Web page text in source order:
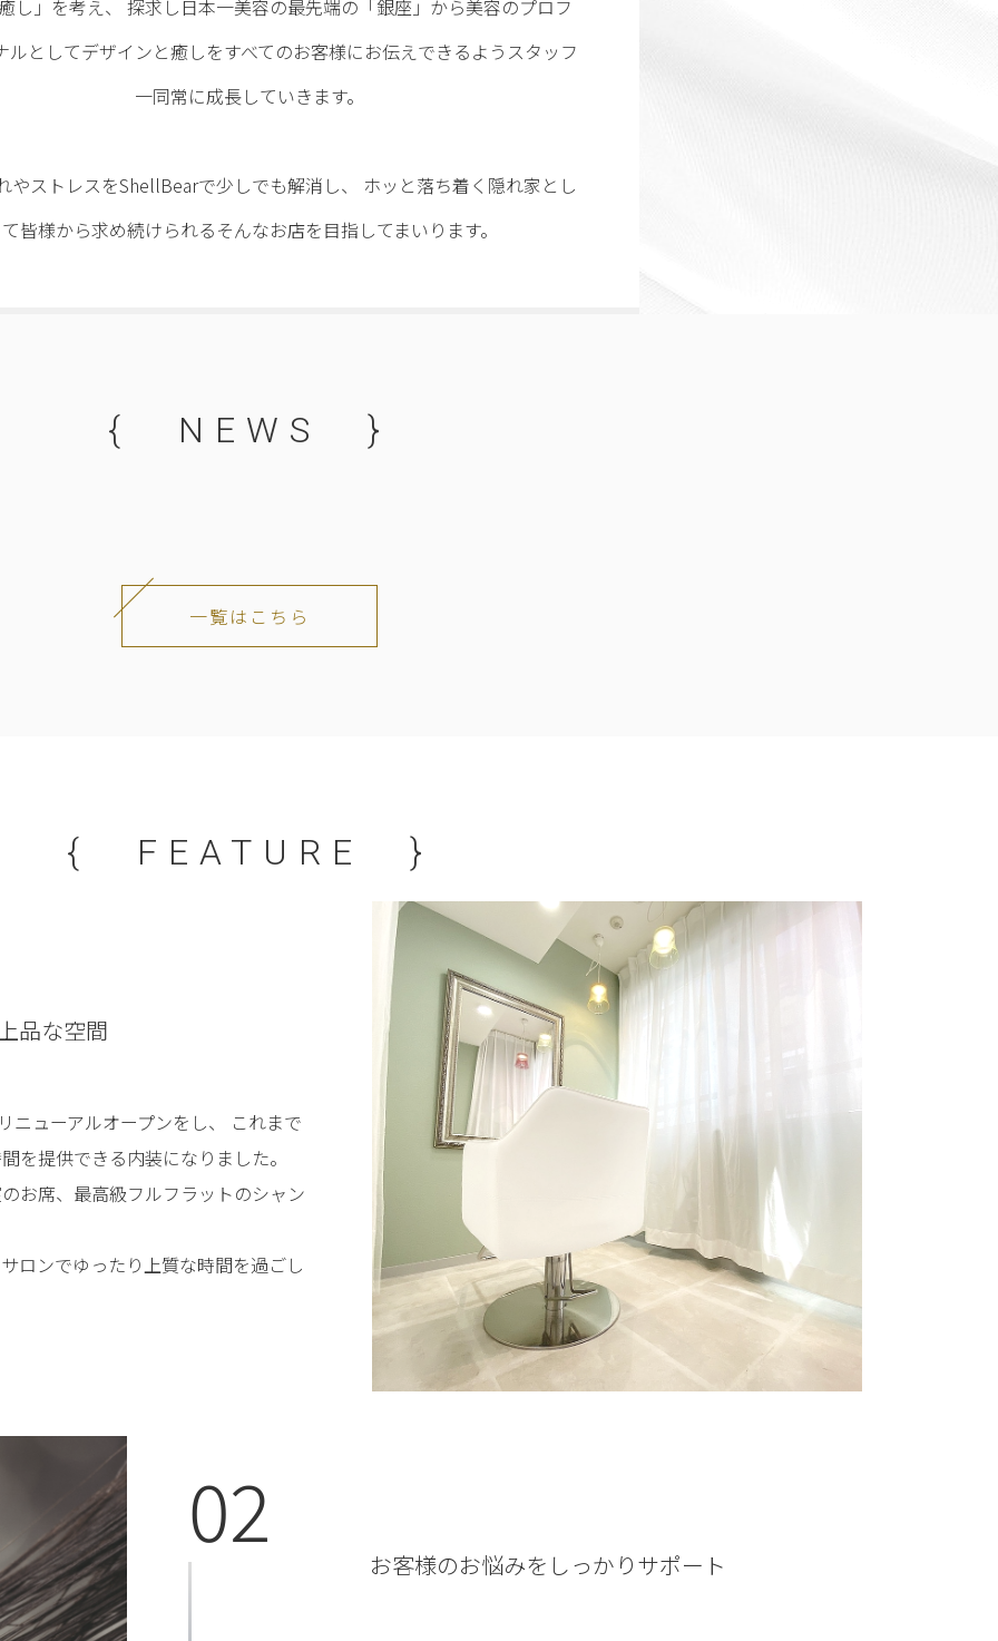
し」を考え、 探求し日本一美容の最先端の「銀座」から美容のプロフ
ルとしてデザインと癒しをすべてのお客様にお伝えできるようスタッフ
一同常に成長していきます。
やストレスをShellBearで少しでも解消し、 ホッと落ち着く隠れ家とし
て皆様から求め続けられるそんなお店を目指してまいります。
{ NEWS }
一覧はこちら
{ FEATURE }
品な空間
ニューアルオープンをし、 これまで
を提供できる内装になりました。
お席、最高級フルフラットのシャン
ロンでゆったり上質な時間を過ごし
02
お客様のお悩みをしっかりサポート